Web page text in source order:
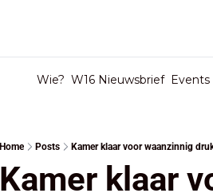
Wie? W16 Nieuwsbrief Events
Home Posts
Kamer klaar